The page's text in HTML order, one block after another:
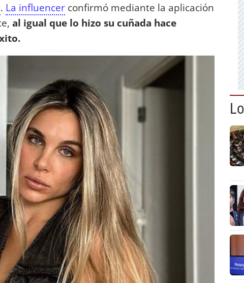
. La influencer confirmó mediante la aplicación
al igual que lo hizo su cuñada hace